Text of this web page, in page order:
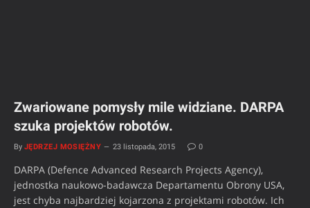
Zwariowane pomysły mile widziane. DARPA
szuka projektów robotów.
By JĘDRZEJ MOSIĘŻNY 23 listopada, 2015 0
DARPA (Defence Advanced Research Projects Agency),
jednostka naukowo-badawcza Departamentu Obrony USA,
jest chyba najbardziej kojarzona z projektami robotów. Ich